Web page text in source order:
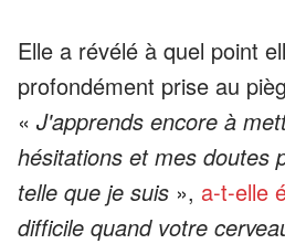
Elle a révélé à quel point
profondément prise au
« J'apprends encore à
hésitations et mes doutes
telle que je suis », a-t-elle
difficile quand votre